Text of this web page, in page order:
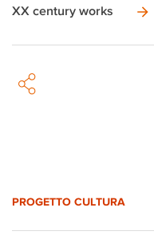
XX century works
PROGETTO CULTURA